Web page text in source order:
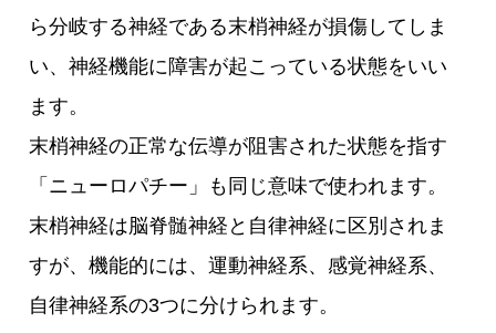
ら分岐する神経である末梢神経が損傷してしま
い、神経機能に障害が起こっている状態をいい
ます。
末梢神経の正常な伝導が阻害された状態を指す
「ニューロパチー」も同じ意味で使われます。
末梢神経は脳脊髄神経と自律神経に区別されま
すが、機能的には、運動神経系、感覚神経系、
自律神経系の3つに分けられます。